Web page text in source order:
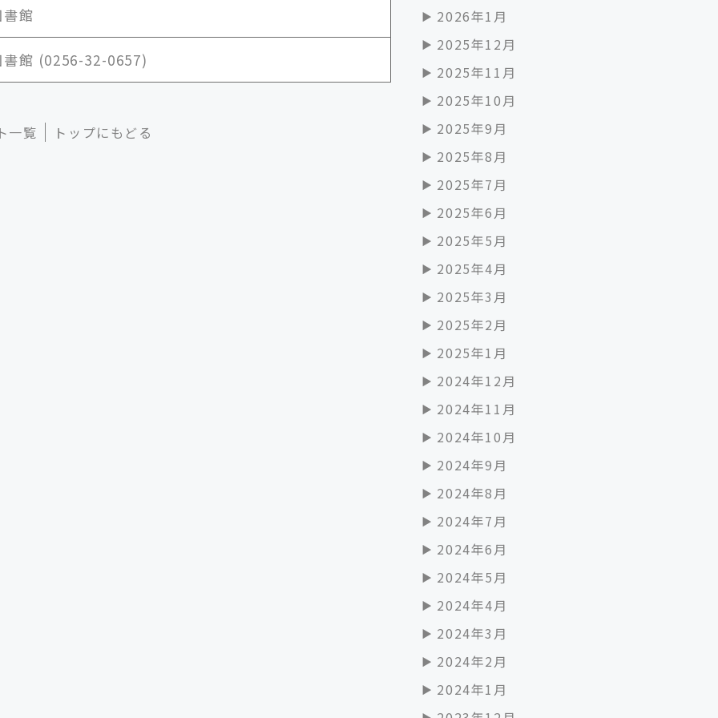
館
書館 (0256-32-0657)
一覧 トップにもどる
2026年1月
2025年12月
2025年11月
2025年10月
2025年9月
2025年8月
2025年7月
2025年6月
2025年5月
2025年4月
2025年3月
2025年2月
2025年1月
2024年12月
2024年11月
2024年10月
2024年9月
2024年8月
2024年7月
2024年6月
2024年5月
2024年4月
2024年3月
2024年2月
2024年1月